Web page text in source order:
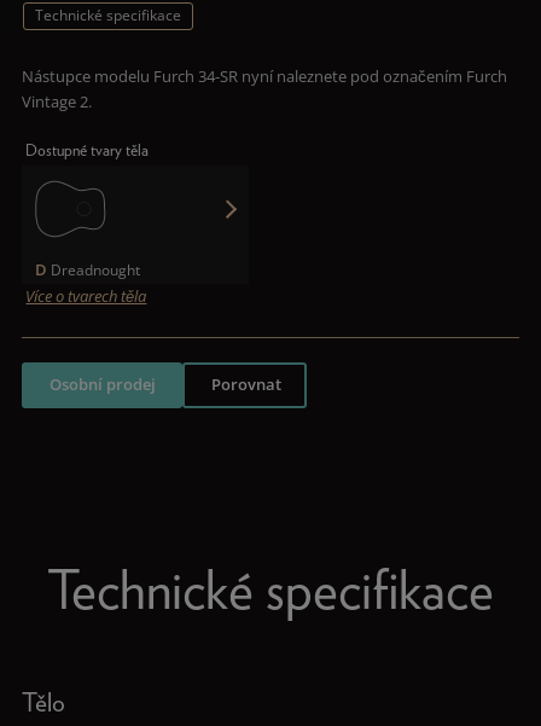
Technické specifikace
Nástupce modelu Furch 34-SR nyní naleznete pod označením Furch
Vintage 2.
Dostupné tvary těla
D Dreadnought
Více o tvarech těla
Osobní prodej Porovnat
Technické specifikace
Tělo